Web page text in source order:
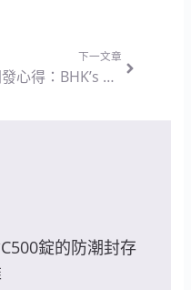
下一文章
開發心得：BHK’s 夜萃EX 素食膠囊 — 兼顧夜間放鬆與晨間甦醒的雙向調節配方思維
錠的防潮封存